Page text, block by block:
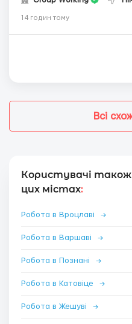
14 годин тому
Всі
Користувачі
цих містах:
Робота в Вроцлаві →
Робота в Варшаві →
Робота в Познані →
Робота в Катовіце →
Робота в Жешуві →